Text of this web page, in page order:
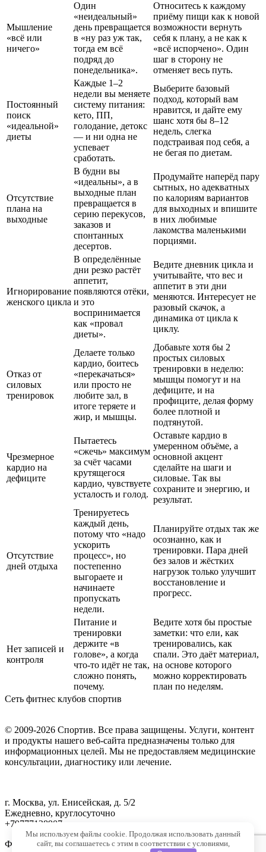
Мышление
«всё или
ничего»
Один
«неидеальный»
день превращается
в «ну раз уж так,
тогда ем всё
подряд до
понедельника».
Относитесь к каждому
приёму пищи как к новой
возможности вернуть
себя к плану, а не как к
«всё испорчено». Один
шаг в сторону не
отменяет весь путь.
Постоянный
поиск
«идеальной»
диеты
Каждые 1–2
недели вы меняете
систему питания:
кето, ПП,
голодание, детокс
— и ни одна не
успевает
сработать.
Выберите базовый
подход, который вам
нравится, и дайте ему
шанс хотя бы 8–12
недель, слегка
подстраивая под себя, а
не бегая по диетам.
Отсутствие
плана на
выходные
В будни вы
«идеальны», а в
выходные план
превращается в
серию перекусов,
заказов и
спонтанных
десертов.
Продумайте наперёд пару
сытных, но адекватных
по калориям вариантов
для выходных и впишите
в них любимые
лакомства маленькими
порциями.
Игнорирование
женского цикла
В определённые
дни резко растёт
аппетит,
появляются отёки,
и это
воспринимается
как «провал
диеты».
Ведите дневник цикла и
учитывайте, что вес и
аппетит в эти дни
меняются. Интересует не
разовый скачок, а
динамика от цикла к
циклу.
Отказ от
силовых
тренировок
Делаете только
кардио, боитесь
«перекачаться»
или просто не
любите зал, в
итоге теряете и
жир, и мышцы.
Добавьте хотя бы 2
простых силовых
тренировки в неделю:
мышцы помогут и на
дефиците, и на
профиците, делая форму
более плотной и
подтянутой.
Чрезмерное
кардио на
дефиците
Пытаетесь
«сжечь» максимум
за счёт часами
крутящегося
кардио, чувствуете
усталость и голод.
Оставьте кардио в
умеренном объёме, а
основной акцент
сделайте на шаги и
силовые. Так вы
сохраните и энергию, и
результат.
Отсутствие
дней отдыха
Тренируетесь
каждый день,
потому что «надо
ускорить
процесс», но
постепенно
выгораете и
начинаете
пропускать
недели.
Планируйте отдых так же
осознанно, как и
тренировки. Пара дней
без залов и жёстких
нагрузок только улучшит
восстановление и
прогресс.
Нет записей и
контроля
Питание и
тренировки
держите «в
голове», а когда
что-то идёт не так,
сложно понять,
почему.
Ведите хотя бы простые
заметки: что ели, как
тренировались, как
спали. Это даёт материал,
на основе которого
можно корректировать
план по неделям.
Сеть фитнес клубов спортив
© 2009-2026 Спортив. Все права защищены. Услуги, контент
и продукты нашего веб-сайта предназначены только для
информационных целей. Мы не предоставляем медицинские
консультации, диагностику или лечение.
г. Москва, ул. Енисейская, д. 5/2
Ежедневно, круглосуточно
+79777128907
Фитнес центр, групповые программы, тренажерный зал
Мы используем файлы cookie. Продолжая использовать данный
сайт, вы соглашаетесь с этим в соответствии с условиями,